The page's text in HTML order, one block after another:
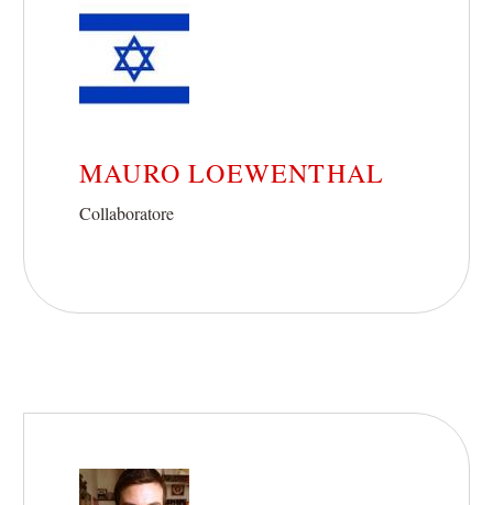
MAURO LOEWENTHAL
Collaboratore